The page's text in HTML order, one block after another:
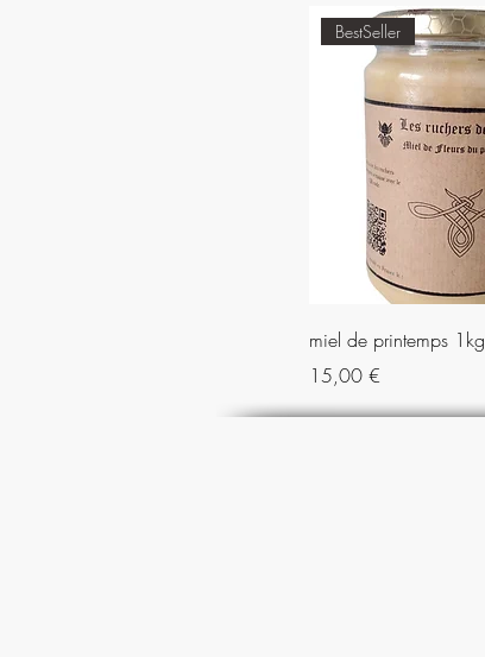
BestSeller
miel de printemps 1kg
Prix
15,00 €